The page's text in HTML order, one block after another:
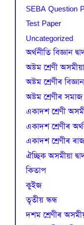
SEBA Question
Test Paper
Uncategorized
অৰ্থনীতি বিজ্ঞান
অষ্টম শ্ৰেণী অসমীয়া
অষ্টম শ্ৰেণীৰ বিজ্ঞান
অষ্টম শ্ৰেণীৰ সমাজ
একাদশ শ্ৰেণী
একাদশ শ্ৰেণীৰ
একাদশ শ্ৰেণীৰ
ঐচ্ছিক অসমীয়া
কিতাপ
কুইজ
তৃতীয় স্কন্ধ
দশম শ্ৰেণীৰ